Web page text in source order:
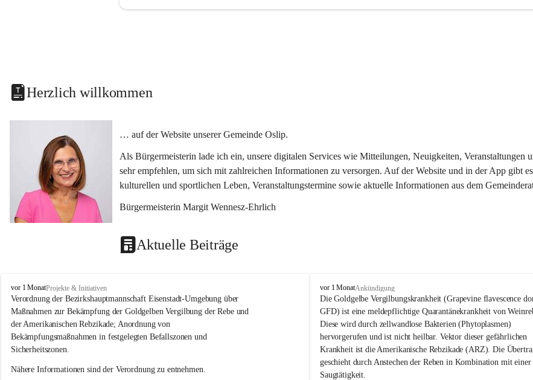
Herzlich willkommen
… auf der Website unserer Gemeinde Oslip.
Als Bürgermeisterin lade ich ein, unsere digitalen Services wie Mitteilungen, Neuigkeiten,
sehr empfehlen, um sich mit zahlreichen Informationen zu versorgen. Auf der Website und in der App gibt
kulturellen und sportlichen Leben, Veranstaltungstermine sowie aktuelle Informationen aus dem
Bürgermeisterin Margit Wennesz-Ehrlich
Aktuelle Beiträge
O
s
l
i
p
vor 1 MonatProjekte & Initiativen
Verordnung der Bezirkshauptmannschaft Eisenstadt-Umgebung über
Maßnahmen zur Bekämpfung der Goldgelben Vergilbung der Rebe und
der Amerikanischen Rebzikade; Anordnung von
Bekämpfungsmaßnahmen in festgelegten Befallszonen und
Sicherheitszonen.
Nähere Informationen sind der Verordnung zu entnehmen.
O
s
l
i
p
vor 1 MonatAnkündigung
Die Goldgelbe Vergilbungskrankheit (Grapevine flavescence
GFD) ist eine meldepflichtige Quarantänekrankheit von
Diese wird durch zellwandlose Bakterien (Phytoplasmen)
hervorgerufen und ist nicht heilbar. Vektor dieser gefährlichen
Krankheit ist die Amerikanische Rebzikade (ARZ). Die
geschieht durch Anstechen der Reben in Kombination mit einer
Saugtätigkeit.